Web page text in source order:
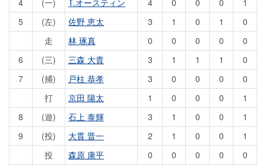
4
(一) T.オースティン 4 0 0 0
1
5
(左) 佐野 恵太 3 1 0 1
0
走
林 琢真 0 0 0 0
0
6
(三) 三森 大貴 3 1 1 1
0
7
(捕) 戸柱 恭孝 3 0 0 0
0
打
京田 陽太 1 0 0 0
1
8
(遊) 石上 泰輝 3 1 0 0
1
9
(投) 大貫 晋一 2 1 0 0
1
投
森原 康平 0 0 0 0
0